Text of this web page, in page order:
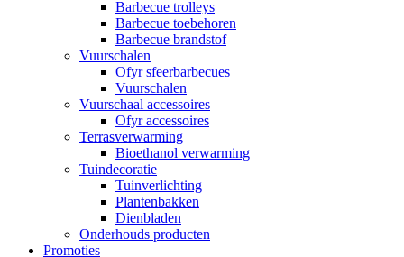
Barbecue trolleys
Barbecue toebehoren
Barbecue brandstof
Vuurschalen
Ofyr sfeerbarbecues
Vuurschalen
Vuurschaal accessoires
Ofyr accessoires
Terrasverwarming
Bioethanol verwarming
Tuindecoratie
Tuinverlichting
Plantenbakken
Dienbladen
Onderhouds producten
Promoties